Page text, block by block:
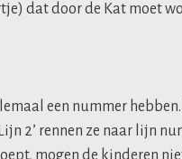
dat door de Kat moet
een nummer hebben.
2’ rennen ze naar lijn
mogen de kinderen